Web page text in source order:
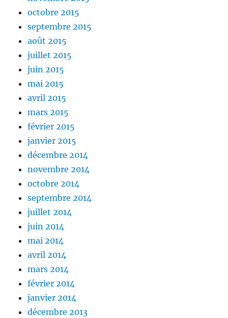
octobre 2015
septembre 2015
août 2015
juillet 2015
juin 2015
mai 2015
avril 2015
mars 2015
février 2015
janvier 2015
décembre 2014
novembre 2014
octobre 2014
septembre 2014
juillet 2014
juin 2014
mai 2014
avril 2014
mars 2014
février 2014
janvier 2014
décembre 2013